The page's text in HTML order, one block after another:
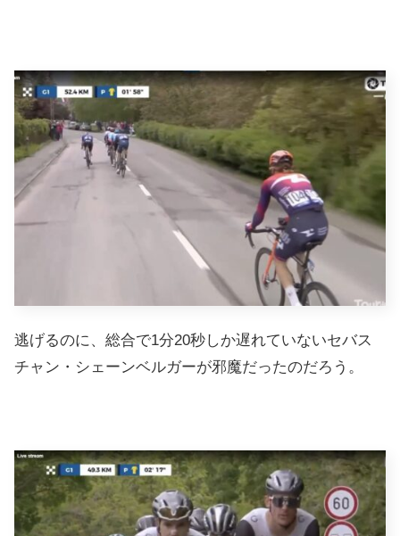
逃げるのに、総合で1分20秒しか遅れていないセバス
チャン・シェーンベルガーが邪魔だったのだろう。